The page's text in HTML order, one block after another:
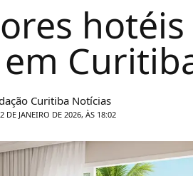
Curitiba Notícias
DE JANEIRO DE 2026, ÀS 18:02